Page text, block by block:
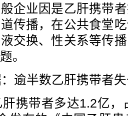
企业因是乙肝携带
传播，在公共食堂
交换、性关系等传
。
半数乙肝携带者失
带者多达1.2亿，